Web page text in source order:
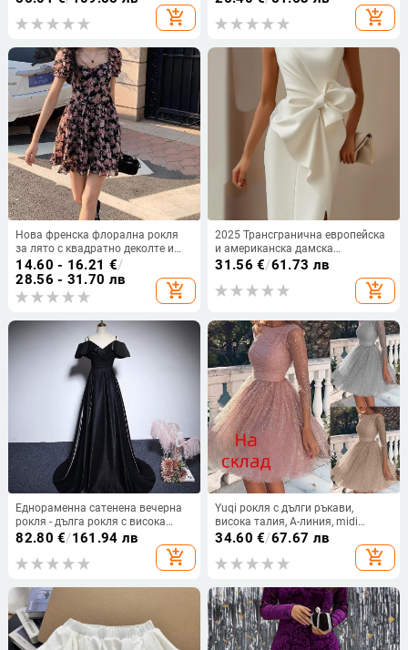
add_shopping_cart
деколте, цип на гърба, елегантна
дълга пола от едно парче
add_shopping_cart
Нова френска флорална рокля
за лято с квадратно деколте и
пухкави ръкави, плисирана А-
линия къса рокля
14.60 - 16.21 €/
28.56 - 31.70 лв
add_shopping_cart
2025 Трансгранична европейска
и американска дамска
независима рокля с панделка,
декоративна рокля, рокля, къса
пола, жилетки
31.56 €/61.73 лв
add_shopping_cart
Еднораменна сатенена вечерна
рокля - дълга рокля с висока
талия
82.80 €/161.94 лв
add_shopping_cart
Yuqi рокля с дълги ръкави,
висока талия, А-линия, midi
дължина, тъкан: tussah коприна и
основната тъкан до 30%
34.60 €/67.67 лв
add_shopping_cart